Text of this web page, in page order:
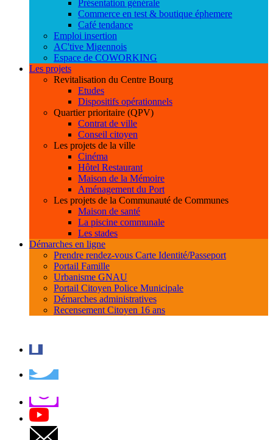
Présentation générale
Commerce en test & boutique éphemere
Café tendance
Emploi insertion
AC'tive Migennois
Espace de COWORKING
Les projets
Revitalisation du Centre Bourg
Etudes
Dispositifs opérationnels
Quartier prioritaire (QPV)
Contrat de ville
Conseil citoyen
Les projets de la ville
Cinéma
Hôtel Restaurant
Maison de la Mémoire
Aménagement du Port
Les projets de la Communauté de Communes
Maison de santé
La piscine communale
Les stades
Démarches en ligne
Prendre rendez-vous Carte Identité/Passeport
Portail Famille
Urbanisme GNAU
Portail Citoyen Police Municipale
Démarches administratives
Recensement Citoyen 16 ans